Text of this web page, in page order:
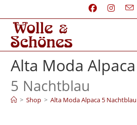
Alta Moda Alpaca
5 Nachtblau
> Shop > Alta Moda Alpaca 5 Nachtblau